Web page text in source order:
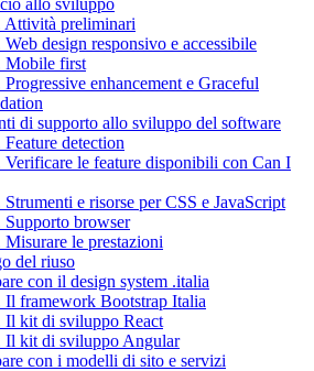
allo sviluppo
Attività preliminari
Web design responsivo e accessibile
Mobile first
Progressive enhancement e Graceful
di supporto allo sviluppo del software
Feature detection
Verificare le feature disponibili con Can I
Strumenti e risorse per CSS e JavaScript
Supporto browser
Misurare le prestazioni
del riuso
con il design system .italia
Il framework Bootstrap Italia
Il kit di sviluppo React
Il kit di sviluppo Angular
con i modelli di sito e servizi